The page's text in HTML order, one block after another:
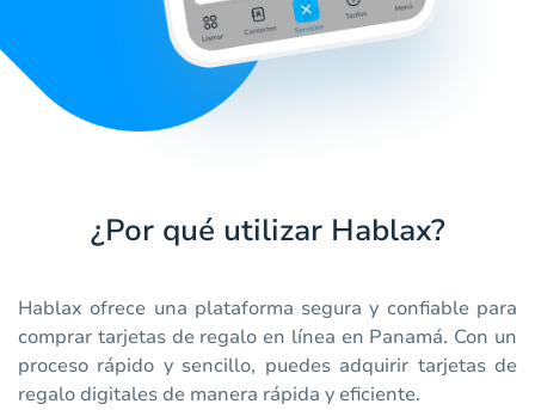
¿Por qué utilizar Hablax?
Hablax ofrece una plataforma segura y confiable para
comprar tarjetas de regalo en línea en Panamá. Con un
proceso rápido y sencillo, puedes adquirir tarjetas de
regalo digitales de manera rápida y eficiente.